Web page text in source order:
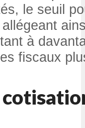
le seuil
à
fiscaux